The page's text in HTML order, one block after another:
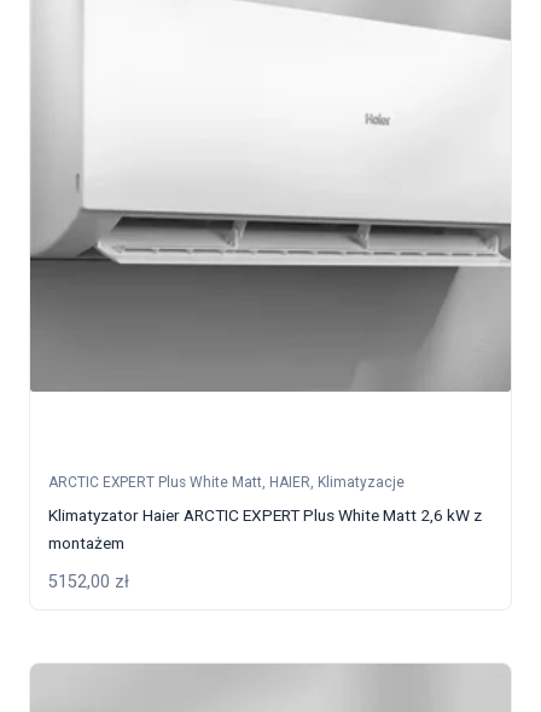
ARCTIC EXPERT Plus White Matt, HAIER, Klimatyzacje
Klimatyzator Haier ARCTIC EXPERT Plus White Matt 2,6 kW z
montażem
5152,00 zł